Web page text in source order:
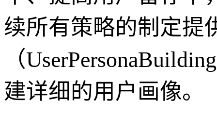
续所有策略的制定提
（
建详细的用户画像。